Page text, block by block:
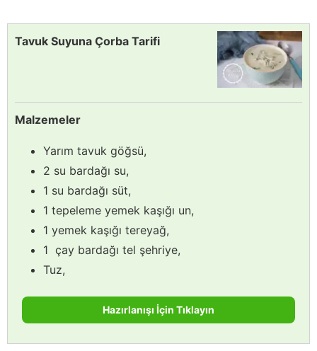
Tavuk Suyuna Çorba Tarifi
Malzemeler
Yarım tavuk göğsü,
2 su bardağı su,
1 su bardağı süt,
1 tepeleme yemek kaşığı un,
1 yemek kaşığı tereyağ,
1 çay bardağı tel şehriye,
Tuz,
Hazırlanışı İçin Tıklayın